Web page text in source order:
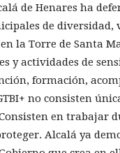
de Henares ha
de
la Torre de Santa
y actividades de
formación,
no consisten
en trabajar
Alcalá ya